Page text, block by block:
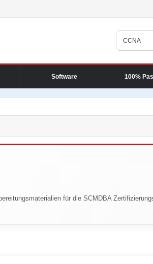
Software 100%
für die SCMDBA